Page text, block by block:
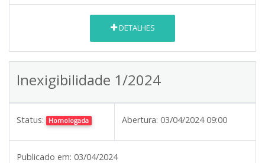
DETALHES
Inexigibilidade 1/2024
Status: Homologada Abertura: 03/04/2024 09:00
Publicado em: 03/04/2024